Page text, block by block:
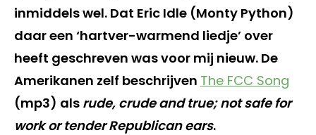
inmiddels wel. Dat Eric Idle (Monty Python)
daar een ‘hartver-warmend liedje’ over
heeft geschreven was voor mij nieuw. De
Amerikanen zelf beschrijven The FCC Song
(mp3) als rude, crude and true; not safe for
work or tender Republican ears.